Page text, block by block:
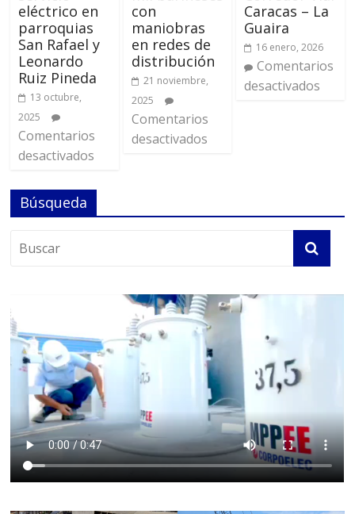
eléctrico en
parroquias
San Rafael y
Leonardo
Ruiz Pineda
13 octubre,
2025
Comentarios
desactivados
con
maniobras
en redes de
distribución
21 noviembre,
2025
Comentarios
desactivados
Caracas – La
Guaira
16 enero, 2026
Comentarios
desactivados
Búsqueda